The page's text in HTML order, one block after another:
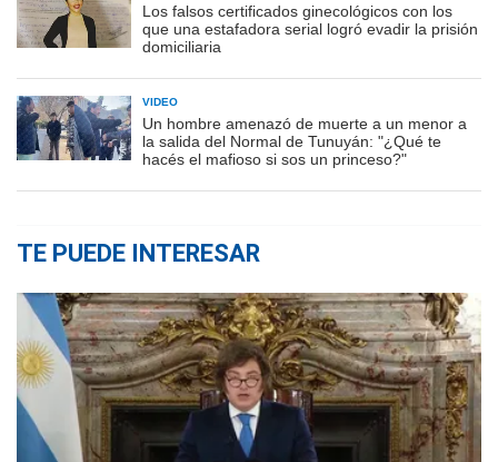
Los falsos certificados ginecológicos con los
que una estafadora serial logró evadir la prisión
domiciliaria
VIDEO
Un hombre amenazó de muerte a un menor a
la salida del Normal de Tunuyán: "¿Qué te
hacés el mafioso si sos un princeso?"
TE PUEDE INTERESAR